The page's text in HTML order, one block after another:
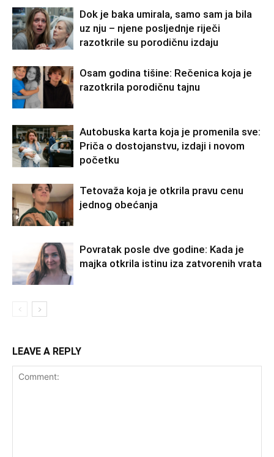
Dok je baka umirala, samo sam ja bila
uz nju – njene posljednje riječi
razotkrile su porodičnu izdaju
Osam godina tišine: Rečenica koja je
razotkrila porodičnu tajnu
Autobuska karta koja je promenila sve:
Priča o dostojanstvu, izdaji i novom
početku
Tetovaža koja je otkrila pravu cenu
jednog obećanja
Povratak posle dve godine: Kada je
majka otkrila istinu iza zatvorenih vrata
LEAVE A REPLY